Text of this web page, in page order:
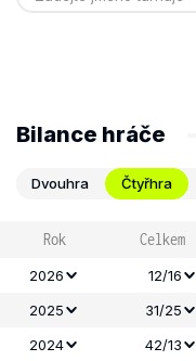
Bilance hráče
Dvouhra Čtyřhra
Rok Celkem
2026 12/16
2025
31/25
2024
42/13